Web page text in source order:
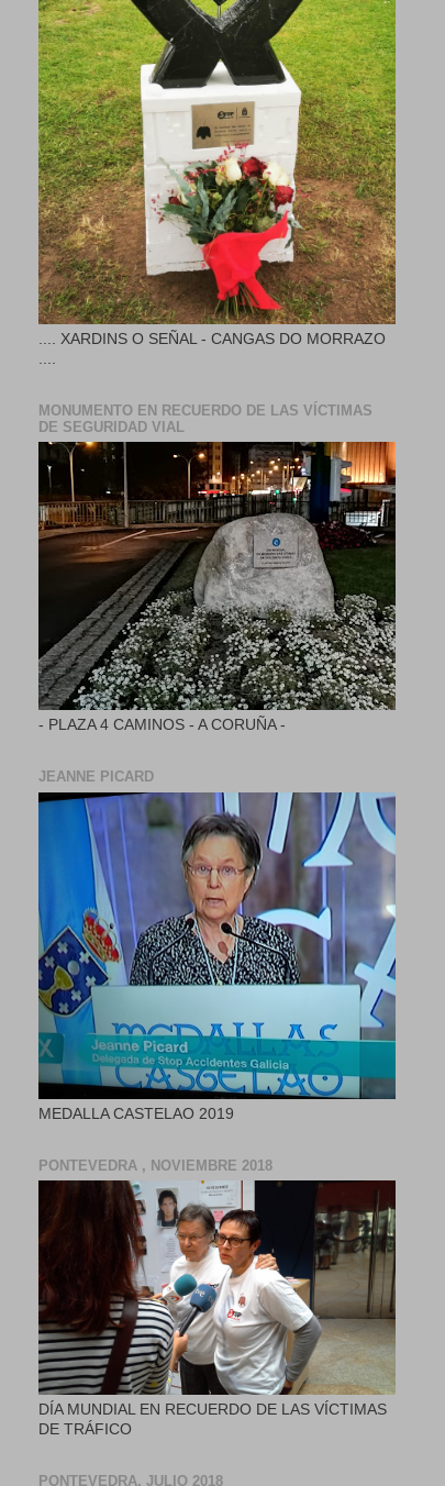
.... XARDINS O SEÑAL - CANGAS DO MORRAZO
MONUMENTO EN RECUERDO DE LAS VÍCTIMAS
DE SEGURIDAD VIAL
- PLAZA 4 CAMINOS - A CORUÑA -
JEANNE PICARD
MEDALLA CASTELAO 2019
PONTEVEDRA , NOVIEMBRE 2018
DÍA MUNDIAL EN RECUERDO DE LAS VÍCTIMAS
DE TRÁFICO
PONTEVEDRA, JULIO 2018